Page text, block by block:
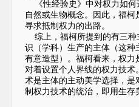
《性经验史》中对权力如何
自然或生物概念。因此，福
寻求抵制权力的出路。
综上，福柯所提到的有三种
识（学科）生产的主体（这
有意造型）。福柯看来，权
对着设置个人界线的权力技
术是主体的主动美学选择，
制权力技术的统治，即用生存